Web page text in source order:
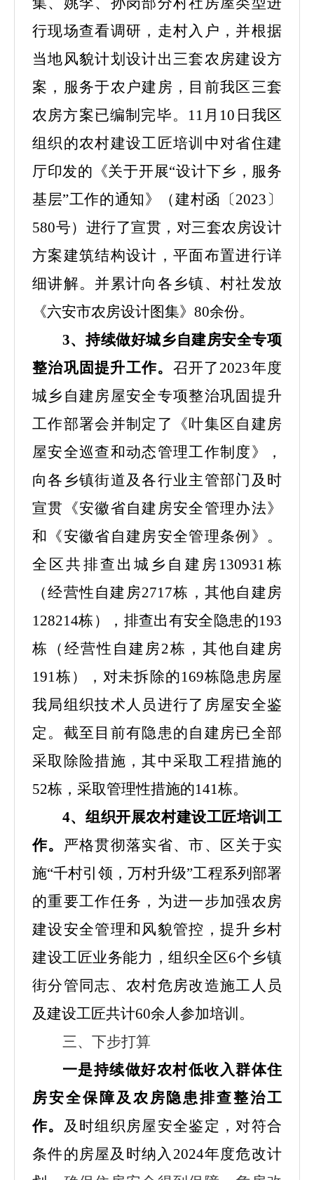
行现场查看调研，走村入户，并根据
当地风貌计划设计出三套农房建设方
案，服务于农户建房，目前我区三套
农房方案已编制完毕。 11月10日我区
组织的农村建设工匠培训中对省住建
厅印发的《关于开展“设计下乡，服务
基层”工作的通知》（建村函〔2023〕
580号）进行了宣贯，对三套农房设计
方案建筑结构设计，平面布置进行详
细讲解。并累计向各乡镇、村社发放
《六安市农房设计图集》80余份。
3、持续做好城乡自建房安全专项
整治巩固提升工作。 召开了 2023年度
城乡自建房屋安全专项整治巩固提升
工作部署会并制定了《叶集区自建房
屋安全巡查和动态管理工作制度》，
向各乡镇街道及各行业主管部门及时
宣贯《安徽省自建房安全管理办法》
和《安徽省自建房安全管理条例》。
全 区共排查 出城乡自建房 130931栋
（经营性自建房2717栋， 其他自建房
128214栋） ， 排查出有安全隐患的193
栋（ 经营性自建房2栋， 其他自建房
191栋） ， 对未拆除的169栋隐患房屋
我局组织技术人员进行了房屋安全鉴
定。截至目前有隐患的自建房已全部
采取除险措施 ，其中采取 工程措施的
52栋，采取管理性措施的141栋。
4、组织开展农村建设工匠培训工
作。 严格贯彻落实省、市、区关于实
施“千村引领，万村升级”工程系列部署
的重要工作任务 ，为进一步加强农房
建设安全管理和风貌管控，提升乡村
建设工匠业务能力，组织全区6个乡镇
街分管同志、农村危房改造施工人员
及建设工匠共计60余人参加培训。
三、下步打算
一是持续做好农村低收入群体住
房安全保障及农房隐患排查整治工
作。 及时组织房屋安全鉴定，对符合
条件的房屋及时纳入 2024年度危改计